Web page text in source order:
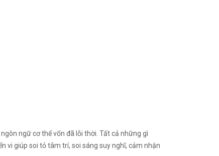
ngữ cơ thể vốn đã lỗi thời. Tất cả những gì
vi giúp soi tỏ tâm trí, soi sáng suy nghĩ, cảm nhận